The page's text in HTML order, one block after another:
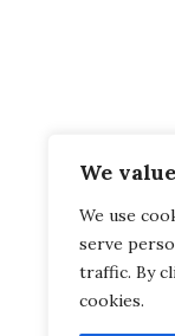
We
We use
serve
traffic. By
cookies.